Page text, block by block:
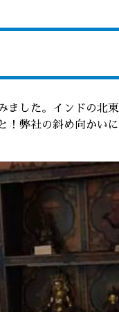
した。インドの北
弊社の斜め向かい